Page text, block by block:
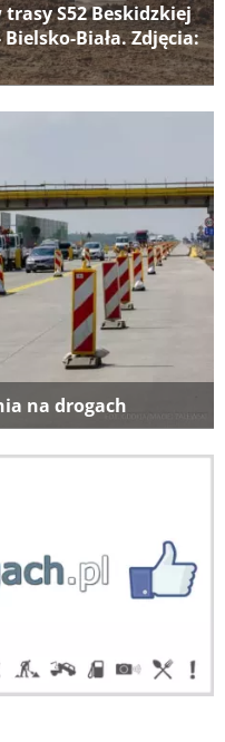
S52 Beskidzkiej
Biała. Zdjęcia:
na drogach